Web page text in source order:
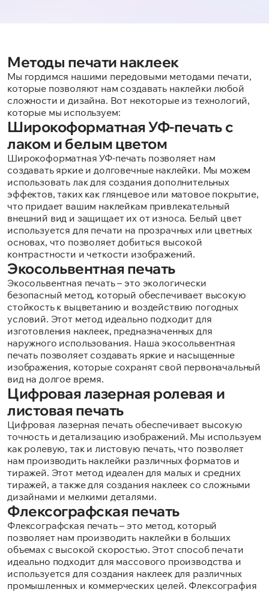
Методы печати наклеек
Мы гордимся нашими передовыми методами печати,
которые позволяют нам создавать наклейки любой
сложности и дизайна. Вот некоторые из технологий,
которые мы используем:
Широкоформатная УФ-печать с
лаком и белым цветом
Широкоформатная УФ-печать позволяет нам
создавать яркие и долговечные наклейки. Мы можем
использовать лак для создания дополнительных
эффектов, таких как глянцевое или матовое покрытие,
что придает вашим наклейкам привлекательный
внешний вид и защищает их от износа. Белый цвет
используется для печати на прозрачных или цветных
основах, что позволяет добиться высокой
контрастности и четкости изображений.
Экосольвентная печать
Экосольвентная печать – это экологически
безопасный метод, который обеспечивает высокую
стойкость к выцветанию и воздействию погодных
условий. Этот метод идеально подходит для
изготовления наклеек, предназначенных для
наружного использования. Наша экосольвентная
печать позволяет создавать яркие и насыщенные
изображения, которые сохранят свой первоначальный
вид на долгое время.
Цифровая лазерная ролевая и
листовая печать
Цифровая лазерная печать обеспечивает высокую
точность и детализацию изображений. Мы используем
как ролевую, так и листовую печать, что позволяет
нам производить наклейки различных форматов и
тиражей. Этот метод идеален для малых и средних
тиражей, а также для создания наклеек со сложными
дизайнами и мелкими деталями.
Флексографская печать
Флексографская печать – это метод, который
позволяет нам производить наклейки в больших
объемах с высокой скоростью. Этот способ печати
идеально подходит для массового производства и
используется для создания наклеек для различных
промышленных и коммерческих целей. Флексография